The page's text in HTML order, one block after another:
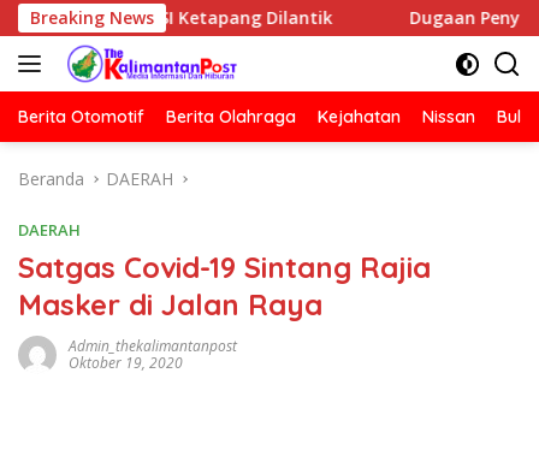
Langsung
ke
konten
Breaking News
HNSI Ketapang Dilantik Dugaan Penyerangan Rumah
Berita Otomotif Berita Olahraga Kejahatan Nissan
Beranda DAERAH
DAERAH
Satgas Covid-19 Sintang Rajia
Masker di Jalan Raya
Admin_thekalimantanpost
Oktober 19, 2020